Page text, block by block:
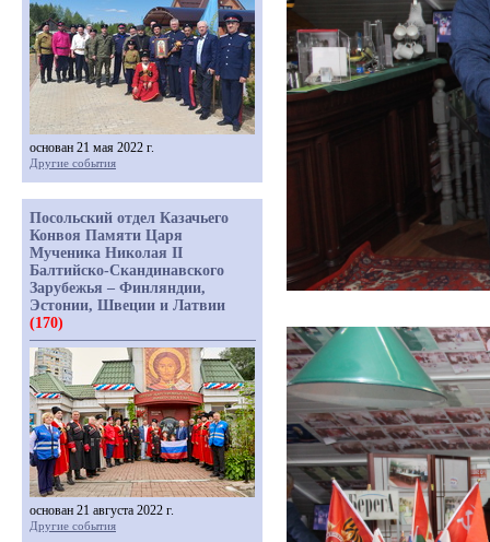
основан 21 мая 2022 г.
Другие события
Посольский отдел Казачьего
Конвоя Памяти Царя
Мученика Николая II
Балтийско-Скандинавского
Зарубежья – Финляндии,
Эстонии, Швеции и Латвии
(170)
основан 21 августа 2022 г.
Другие события